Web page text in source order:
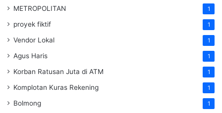
METROPOLITAN 1
proyek fiktif 1
Vendor Lokal 1
Agus Haris 1
Korban Ratusan Juta di ATM 1
Komplotan Kuras Rekening 1
Bolmong 1